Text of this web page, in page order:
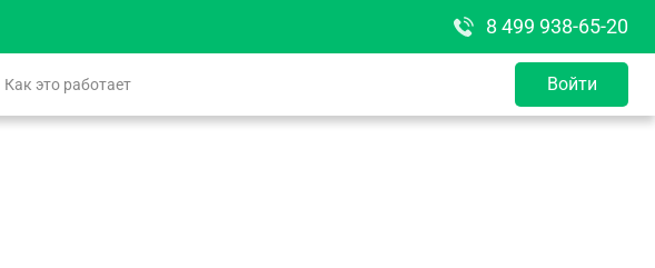
8 499 938-65-20
Как это работает Войти